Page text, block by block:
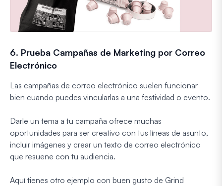
6. Prueba Campañas de Marketing por Correo
Electrónico
Las campañas de correo electrónico suelen funcionar
bien cuando puedes vincularlas a una festividad o evento.
Darle un tema a tu campaña ofrece muchas
oportunidades para ser creativo con tus líneas de asunto,
incluir imágenes y crear un texto de correo electrónico
que resuene con tu audiencia.
Aquí tienes otro ejemplo con buen gusto de Grind